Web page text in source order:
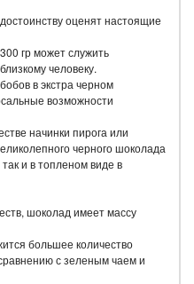
оценят настоящие
гр может служить
человеку.
в экстра черном
возможности
начинки пирога или
черного шоколада
и в топленом виде в
шоколад имеет массу
большее количество
с зеленым чаем и